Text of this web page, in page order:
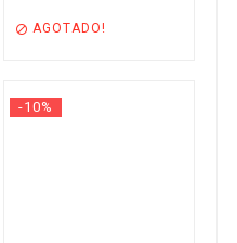
 AGOTADO!
-10%